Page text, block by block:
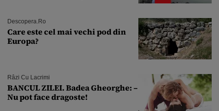
Descopera.ro
Care este cel mai vechi pod din
Europa?
Râzi Cu Lacrimi
BANCUL ZILEI. Badea Gheorghe: –
Nu pot face dragoste!